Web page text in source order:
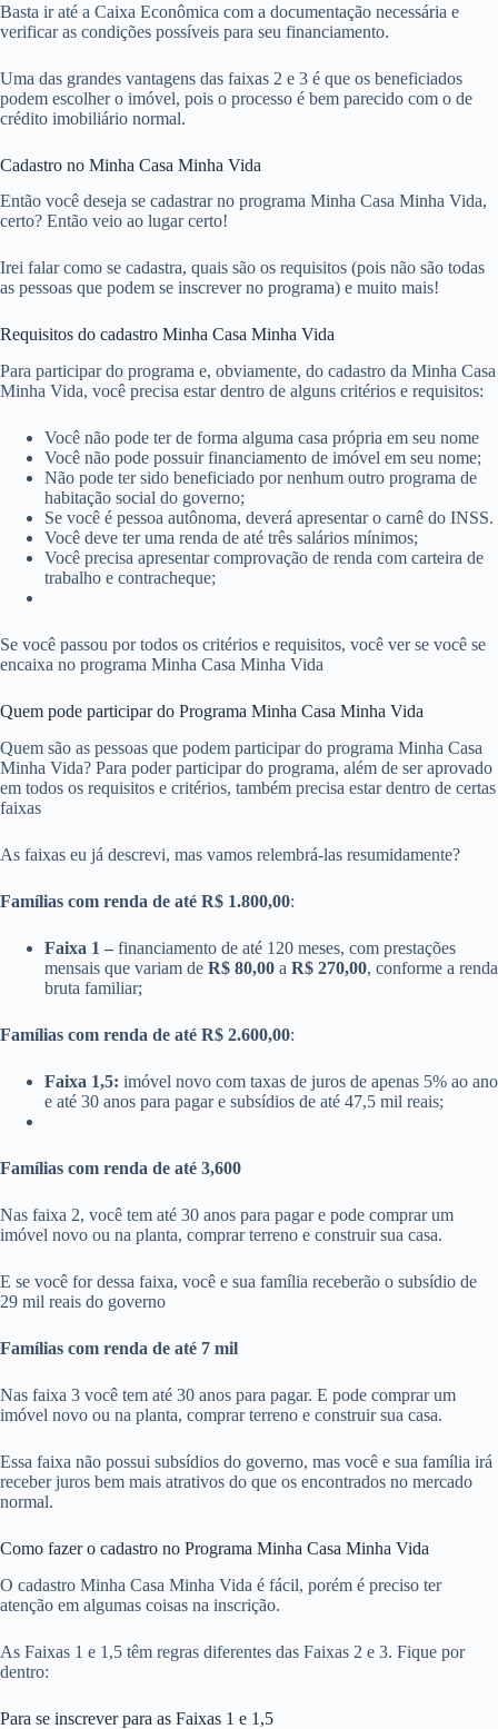
Basta ir até a Caixa Econômica com a documentação necessária e
verificar as condições possíveis para seu financiamento.
Uma das grandes vantagens das faixas 2 e 3 é que os beneficiados
podem escolher o imóvel, pois o processo é bem parecido com o de
crédito imobiliário normal.
Cadastro no Minha Casa Minha Vida
Então você deseja se cadastrar no programa Minha Casa Minha Vida,
certo? Então veio ao lugar certo!
Irei falar como se cadastra, quais são os requisitos (pois não são todas
as pessoas que podem se inscrever no programa) e muito mais!
Requisitos do cadastro Minha Casa Minha Vida
Para participar do programa e, obviamente, do cadastro da Minha Casa
Minha Vida, você precisa estar dentro de alguns critérios e requisitos:
Você não pode ter de forma alguma casa própria em seu nome
Você não pode possuir financiamento de imóvel em seu nome;
Não pode ter sido beneficiado por nenhum outro programa de
habitação social do governo;
Se você é pessoa autônoma, deverá apresentar o carnê do INSS.
Você deve ter uma renda de até três salários mínimos;
Você precisa apresentar comprovação de renda com carteira de
trabalho e contracheque;
Se você passou por todos os critérios e requisitos, você ver se você se
encaixa no programa Minha Casa Minha Vida
Quem pode participar do Programa Minha Casa Minha Vida
Quem são as pessoas que podem participar do programa Minha Casa
Minha Vida? Para poder participar do programa, além de ser aprovado
em todos os requisitos e critérios, também precisa estar dentro de certas
faixas
As faixas eu já descrevi, mas vamos relembrá-las resumidamente?
Famílias com renda de até R$ 1.800,00:
Faixa 1 – financiamento de até 120 meses, com prestações
mensais que variam de R$ 80,00 a R$ 270,00, conforme a renda
bruta familiar;
Famílias com renda de até R$ 2.600,00:
Faixa 1,5: imóvel novo com taxas de juros de apenas 5% ao ano
e até 30 anos para pagar e subsídios de até 47,5 mil reais;
Famílias com renda de até 3,600
Nas faixa 2, você tem até 30 anos para pagar e pode comprar um
imóvel novo ou na planta, comprar terreno e construir sua casa.
E se você for dessa faixa, você e sua família receberão o subsídio de
29 mil reais do governo
Famílias com renda de até 7 mil
Nas faixa 3 você tem até 30 anos para pagar. E pode comprar um
imóvel novo ou na planta, comprar terreno e construir sua casa.
Essa faixa não possui subsídios do governo, mas você e sua família irá
receber juros bem mais atrativos do que os encontrados no mercado
normal.
Como fazer o cadastro no Programa Minha Casa Minha Vida
O cadastro Minha Casa Minha Vida é fácil, porém é preciso ter
atenção em algumas coisas na inscrição.
As Faixas 1 e 1,5 têm regras diferentes das Faixas 2 e 3. Fique por
dentro:
Para se inscrever para as Faixas 1 e 1,5